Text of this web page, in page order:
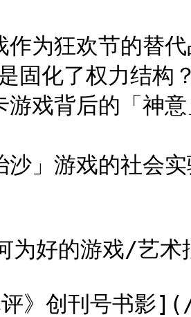
为狂欢节的替代
固化了权力结
戏背后的「神
」游戏的社会实
好的游戏/艺术
》创刊号书影